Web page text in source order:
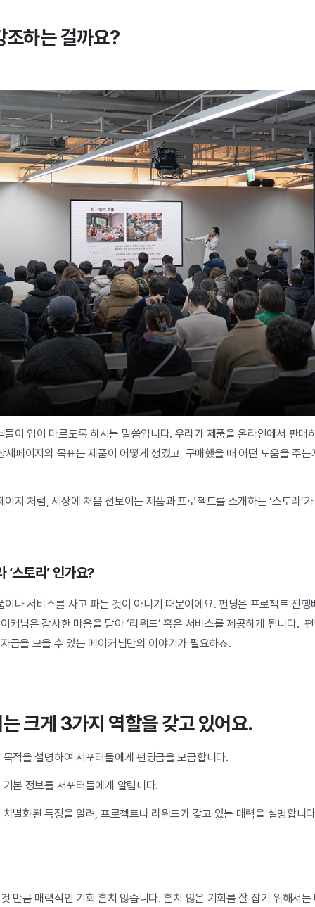
조하는 걸까요?
들이 입이 마르도록 하시는 말씀입니다. 우리가 제품을 온라인에서 판매
세페이지의 목표는 제품이 어떻게 생겼고, 구매했을 때 어떤 도움을 주
지 처럼, 세상에 처음 선보이는 제품과 프로젝트를 소개하는 ‘스토리’
‘스토리’ 인가요?
이나 서비스를 사고 파는 것이 아니기 때문이에요. 펀딩은 프로젝트 진
커님은 감사한 마음을 담아 ‘리워드’ 혹은 서비스를 제공하게 됩니다.
금을 모을 수 있는 메이커님만의 이야기가 필요하죠.
크게 3가지 역할을 갖고 있어요.
적을 설명하여 서포터들에게 펀딩금을 모금합니다.
본 정보를 서포터들에게 알립니다.
별화된 특징을 알려, 프로젝트나 리워드가 갖고 있는 매력을 설명합니
만큼 매력적인 기회 흔치 않습니다. 흔치 않은 기회를 잘 잡기 위해서